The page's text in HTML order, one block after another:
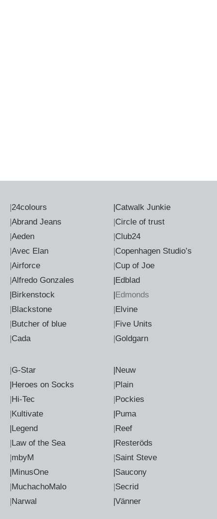
|24colours
|Abrand Jeans
|Aeden
|Avec Elan
|Airforce
|Alfredo Gonzales
|Birkenstock
|Blackstone
|Butcher of blue
|Cada
|Catwalk Junkie
|Circle of trust
|Club24
|Copenhagen Studio’s
|Cup of Joe
|Edblad
|Edmonds
|Elvine
|Five Units
|Goldgarn
|G-Star
|Heroes on Socks
|Hi-Tec
|Kultivate
|Legend
|Law of the Sea
|mbyM
|MinusOne
|MuchachoMalo
|Narwal
|Neuw
|Plain
|Pockies
|Puma
|Reef
|Resteröds
|Saint Steve
|Saucony
|Secrid
|Vänner